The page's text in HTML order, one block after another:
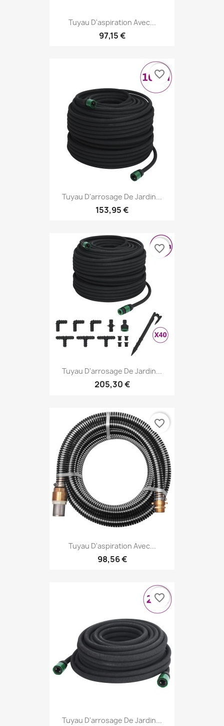
Tuyau D'aspiration Avec...
97,15 €
Tuyau D'arrosage De Jardin...
153,95 €
favorite_border
Tuyau D'arrosage De Jardin...
205,30 €
favorite_border
Tuyau D'aspiration Avec...
98,56 €
favorite_border
Tuyau D'arrosage De Jardin...
favorite_border